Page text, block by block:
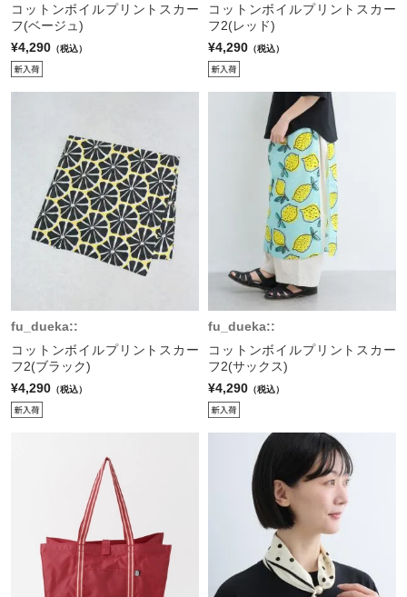
コットンボイルプリントスカー
フ(ベージュ)
¥4,290 （税込）
コットンボイルプリントスカー
フ2(レッド)
¥4,290 （税込）
fu_dueka::
コットンボイルプリントスカー
フ2(ブラック)
¥4,290 （税込）
fu_dueka::
コットンボイルプリントスカー
フ2(サックス)
¥4,290 （税込）